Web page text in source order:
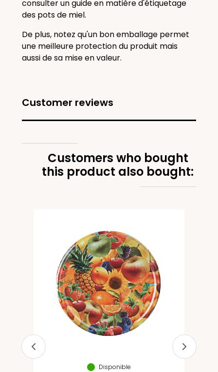
consulter un guide en matière d'étiquetage
des pots de miel.
De plus, notez qu'un bon emballage permet
une meilleure protection du produit mais
aussi de sa mise en valeur.
Customer reviews
Customers who bought
this product also bought:
Disponible